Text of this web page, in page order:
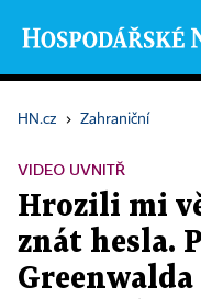
HN.cz › Zahraniční
VIDEO UVNITŘ
Hrozili mi
znát hesla.